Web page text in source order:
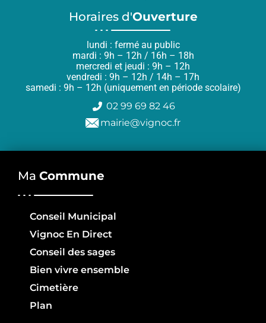
Horaires d'Ouverture
lundi : fermé au public
mardi : 9h – 12h / 16h – 18h
mercredi et jeudi : 9h – 12h
vendredi : 9h – 12h / 14h – 17h
samedi : 9h – 12h (uniquement en période scolaire)
02 99 69 82 46
mairie@vignoc.fr
Ma Commune
Conseil Municipal
Vignoc En Direct
Conseil des sages
Bien vivre ensemble
Cimetière
Plan